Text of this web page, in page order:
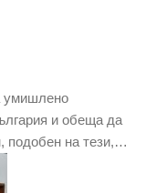
умишлено
и обеща да
подобен на тези,…